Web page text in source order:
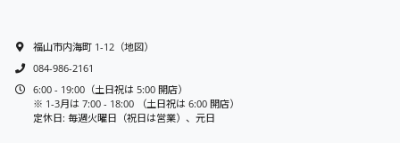
福山市内海町 1-12 （地図）
084-986-2161
6:00 - 19:00（土日祝は 5:00 開店）
※ 1-3月は 7:00 - 18:00 （土日祝は 6:00 開店）
定休日: 毎週火曜日（祝日は営業）、元日